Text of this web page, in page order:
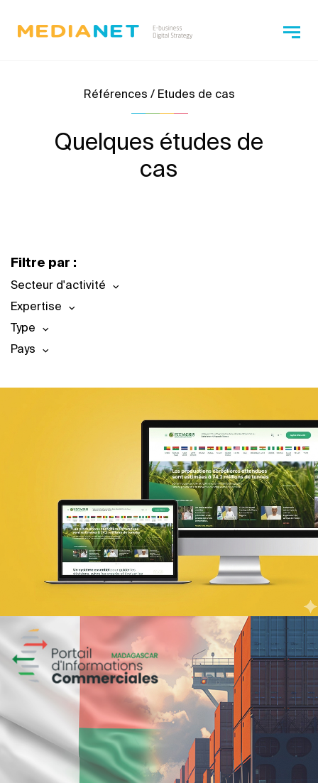
Références / Etudes de cas
Quelques études de
cas
Filtre par :
Secteur d'activité
Expertise
Type
Pays